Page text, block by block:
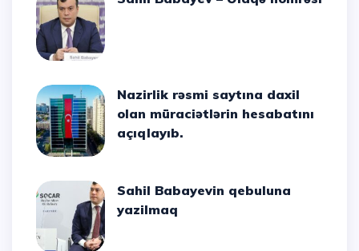
Nazirlik rəsmi saytına daxil
olan müraciətlərin hesabatını
açıqlayıb.
Sahil Babayevin qebuluna
yazilmaq